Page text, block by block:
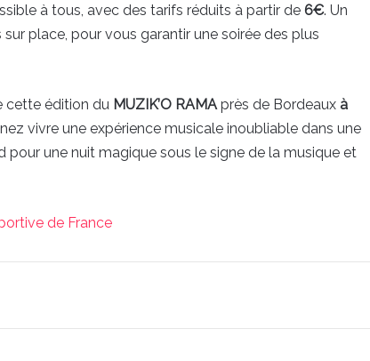
à tous, avec des tarifs réduits à partir de 6€. Un
place, pour vous garantir une soirée des plus
cette édition du MUZIK’O RAMAprès de Bordeaux à
vivre une expérience musicale inoubliable dans une
pour une nuit magique sous le signe de la musique et
de France